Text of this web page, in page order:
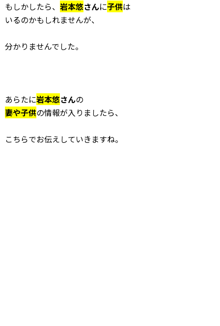
もしかしたら、 岩本悠さんに子供は
いるのかもしれませんが、
分かりませんでした。
あらたに岩本悠さんの
妻や子供の情報が入りましたら、
こちらでお伝えしていきますね。